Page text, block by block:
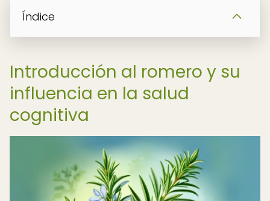
Índice
Introducción al romero y su
influencia en la salud
cognitiva